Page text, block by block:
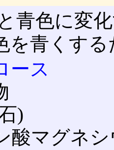
青色に変
を青くする
ース
)
酸マグネ